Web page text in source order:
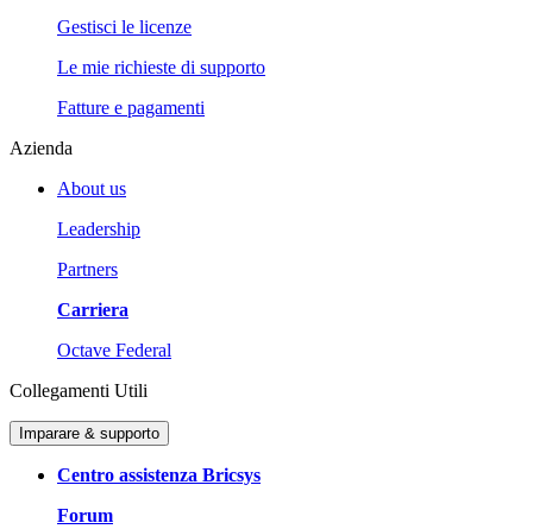
Gestisci le licenze
Le mie richieste di supporto
Fatture e pagamenti
Azienda
About us
Leadership
Partners
Carriera
Octave Federal
Collegamenti Utili
Imparare & supporto
Centro assistenza Bricsys
Forum